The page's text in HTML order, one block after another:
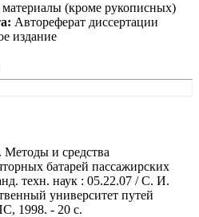
материалы (кроме рукописных)
Автореферат диссертации
издание
и средства
батарей пассажирских
техн. наук : 05.22.07 / С. И.
университет путей
1998. - 20 с.